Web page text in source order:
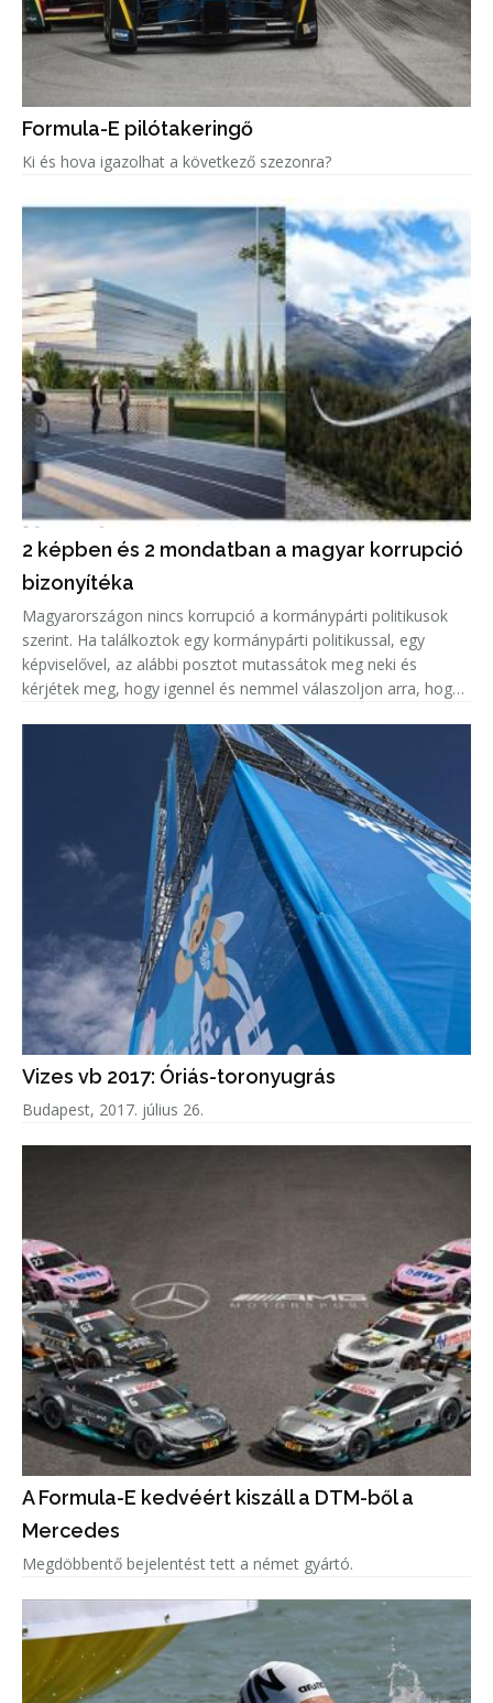
Formula-E pilótakeringő
Ki és hova igazolhat a következő szezonra?
2 képben és 2 mondatban a magyar korrupció
bizonyítéka
Magyarországon nincs korrupció a kormánypárti politikusok
szerint. Ha találkoztok egy kormánypárti politikussal, egy
képviselővel, az alábbi posztot mutassátok meg neki és
kérjétek meg, hogy igennel és nemmel válaszoljon arra, hogy
Vizes vb 2017: Óriás-toronyugrás
Budapest, 2017. július 26.
A Formula-E kedvéért kiszáll a DTM-ből a
Mercedes
Megdöbbentő bejelentést tett a német gyártó.